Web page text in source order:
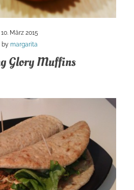
10. März 2015
by margarita
Glory Muffins